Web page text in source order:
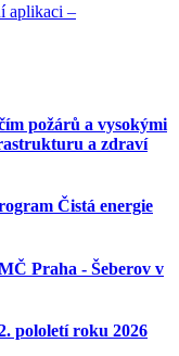
aplikaci –
požárů a vysokými
a zdraví
Čistá energie
Praha - Šeberov v
pololetí roku 2026